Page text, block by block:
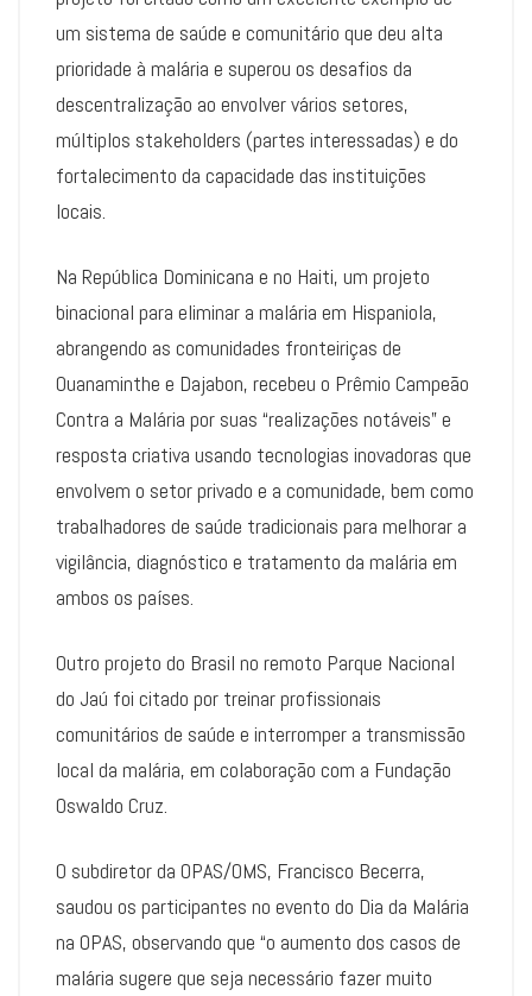
um sistema de saúde e comunitário que deu alta
prioridade à malária e superou os desafios da
descentralização ao envolver vários setores,
múltiplos stakeholders (partes interessadas) e do
fortalecimento da capacidade das instituições
locais.
Na República Dominicana e no Haiti, um projeto
binacional para eliminar a malária em Hispaniola,
abrangendo as comunidades fronteiriças de
Ouanaminthe e Dajabon, recebeu o Prêmio Campeão
Contra a Malária por suas “realizações notáveis” e
resposta criativa usando tecnologias inovadoras que
envolvem o setor privado e a comunidade, bem como
trabalhadores de saúde tradicionais para melhorar a
vigilância, diagnóstico e tratamento da malária em
ambos os países.
Outro projeto do Brasil no remoto Parque Nacional
do Jaú foi citado por treinar profissionais
comunitários de saúde e interromper a transmissão
local da malária, em colaboração com a Fundação
Oswaldo Cruz.
O subdiretor da OPAS/OMS, Francisco Becerra,
saudou os participantes no evento do Dia da Malária
na OPAS, observando que “o aumento dos casos de
malária sugere que seja necessário fazer muito